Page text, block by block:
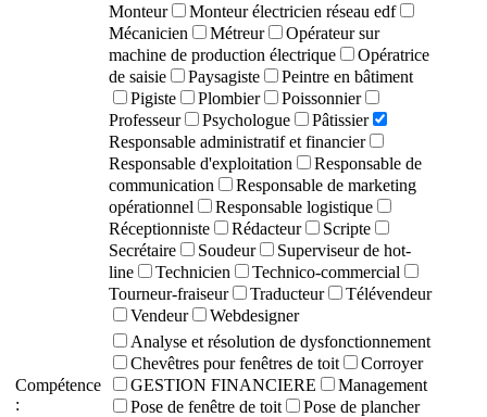
Monteur
Monteur électricien réseau edf
Mécanicien
Métreur
Opérateur sur
machine de production électrique
Opératrice
de saisie
Paysagiste
Peintre en bâtiment
Pigiste
Plombier
Poissonnier
Professeur
Psychologue
Pâtissier
Responsable administratif et financier
Responsable d'exploitation
Responsable de
communication
Responsable de marketing
opérationnel
Responsable logistique
Réceptionniste
Rédacteur
Scripte
Secrétaire
Soudeur
Superviseur de hot-
line
Technicien
Technico-commercial
Tourneur-fraiseur
Traducteur
Télévendeur
Vendeur
Webdesigner
Compétence
:
Analyse et résolution de dysfonctionnement
Chevêtres pour fenêtres de toit
Corroyer
GESTION FINANCIERE
Management
Pose de fenêtre de toit
Pose de plancher